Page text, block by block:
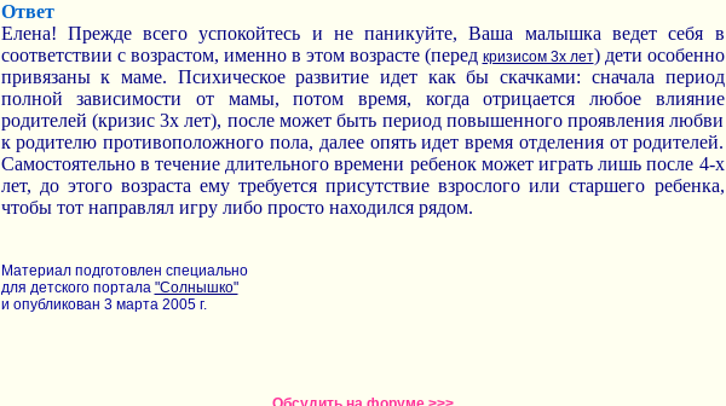
Ответ
Елена! Прежде всего успокойтесь и не паникуйте, Ваша малышка ведет себя в
соответствии с возрастом, именно в этом возрасте (перед кризисом 3х лет) дети особенно
привязаны к маме. Психическое развитие идет как бы скачками: сначала период
полной зависимости от мамы, потом время, когда отрицается любое влияние
родителей (кризис 3х лет), после может быть период повышенного проявления любви
к родителю противоположного пола, далее опять идет время отделения от родителей.
Самостоятельно в течение длительного времени ребенок может играть лишь после 4-х
лет, до этого возраста ему требуется присутствие взрослого или старшего ребенка,
чтобы тот направлял игру либо просто находился рядом.
Материал подготовлен специально
для детского портала "Солнышко"
и опубликован 3 марта 2005 г.